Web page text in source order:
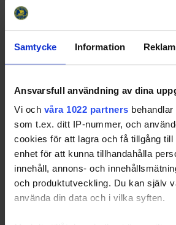
Samtycke Information
Ansvarsfull användning av dina
Vi och våra 1022 partners
som t.ex. ditt IP-nummer, och
cookies för att lagra och få tillgång till
enhet för att kunna tillhandahålla
innehåll, annons- och
och produktutveckling. Du kan själv
använda din data och i vilka syften.
Köping HC 3
Name Pos GP A
Forsman
Hasselgren, Riwer
3 0 0
Lönnqvist, Axel
Svensson, William
Åkerström, Leon
LD 3 0